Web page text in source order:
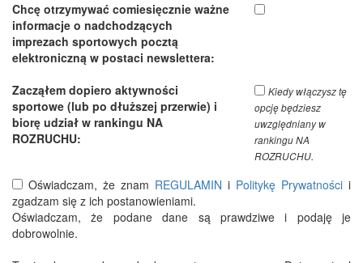
Chcę otrzymywać comiesięcznie ważne
informacje o nadchodzących
imprezach sportowych pocztą
elektroniczną w postaci newslettera:
Zacząłem dopiero aktywności
sportowe (lub po dłuższej przerwie) i
biorę udział w rankingu NA
ROZRUCHU:
Kiedy włączysz tę
opcję będziesz
uwzględniany w
rankingu NA
ROZRUCHU.
Oświadczam, że znam REGULAMIN i Politykę Prywatności i
zgadzam się z ich postanowieniami.
Oświadczam, że podane dane są prawdziwe i podaję je
dobrowolnie.